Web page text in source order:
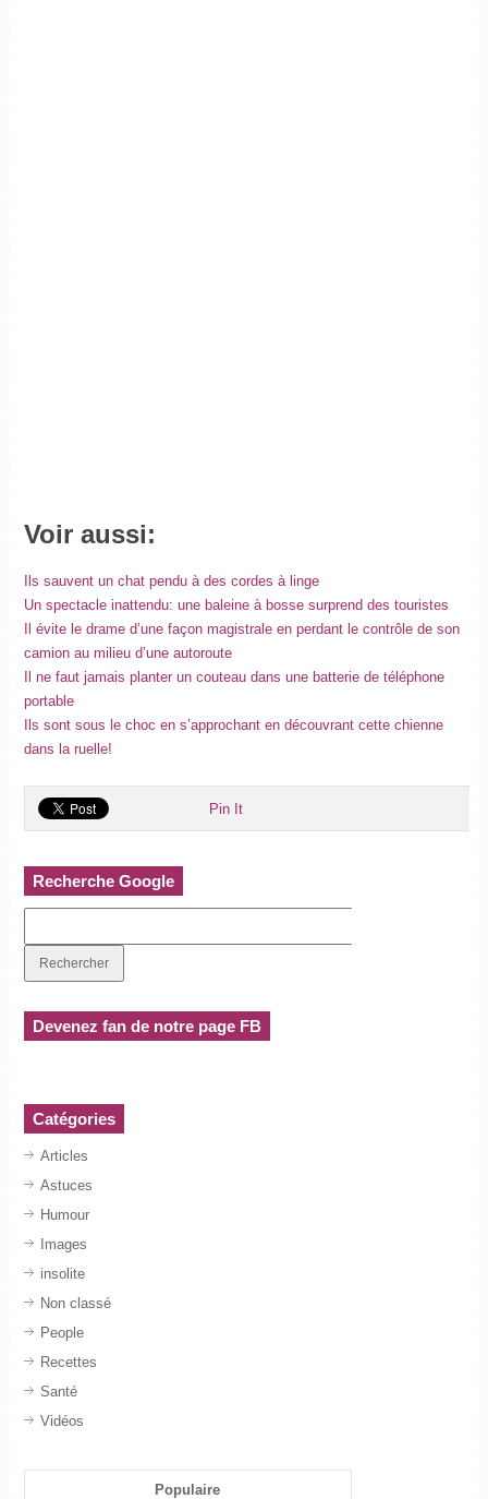
Voir aussi:
Ils sauvent un chat pendu à des cordes à linge
Un spectacle inattendu: une baleine à bosse surprend des touristes
Il évite le drame d’une façon magistrale en perdant le contrôle de son
camion au milieu d’une autoroute
Il ne faut jamais planter un couteau dans une batterie de téléphone
portable
Ils sont sous le choc en s’approchant en découvrant cette chienne
dans la ruelle!
Pin It
Recherche Google
Devenez fan de notre page FB
Catégories
Articles
Astuces
Humour
Images
insolite
Non classé
People
Recettes
Santé
Vidéos
Populaire